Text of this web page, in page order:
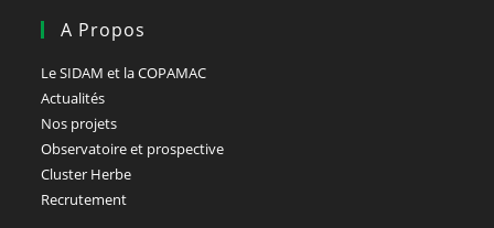
A Propos
Le SIDAM et la COPAMAC
Actualités
Nos projets
Observatoire et prospective
Cluster Herbe
Recrutement